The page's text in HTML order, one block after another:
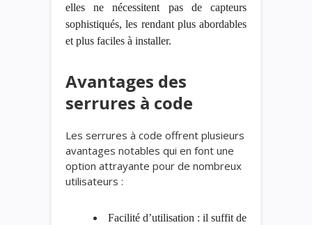
elles ne nécessitent pas de capteurs
sophistiqués, les rendant plus abordables
et plus faciles à installer.
Avantages des
serrures à code
Les serrures à code offrent plusieurs
avantages notables qui en font une
option attrayante pour de nombreux
utilisateurs :
Facilité d’utilisation : il suffit de